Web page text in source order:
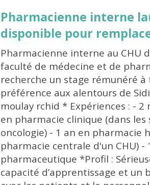
Pharmacienne interne
disponible pour
Pharmacienne interne au CHU
faculté de médecine et de
recherche un stage rémunéré
préférence aux alentours de
moulay rchid * Expériences : -
en pharmacie clinique (dans les
oncologie) - 1 an en pharmacie
pharmacie centrale d'un CHU)
pharmaceutique *Profil :
capacité d’apprentissage et un